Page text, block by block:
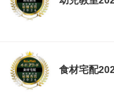
食材宅配